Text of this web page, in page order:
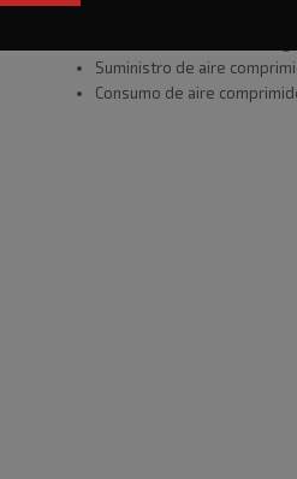
Alimentación eléctrica: 3 x
Suministro de aire
Consumo de aire